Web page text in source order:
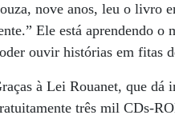
nove anos, leu o livro
Ele está aprendendo
ouvir histórias em fitas
à Lei Rouanet, que dá
três mil CDs-